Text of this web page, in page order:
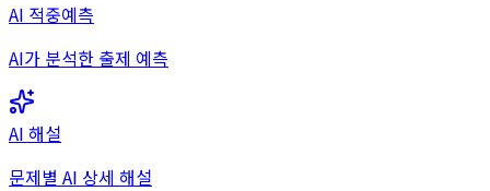
AI 적중예측
AI가 분석한 출제 예측
AI 해설
문제별 AI 상세 해설